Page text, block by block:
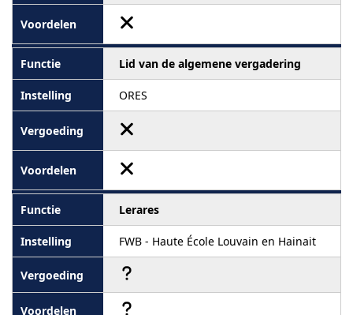
Lid van de algemene vergadering
ORES
Lerares
FWB - Haute École Louvain en Hainait